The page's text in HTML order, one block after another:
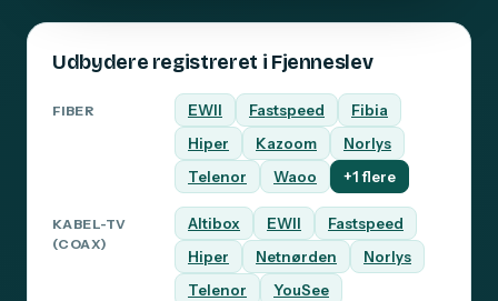
Udbydere registreret i Fjenneslev
FIBER EWII Fastspeed
Fibia
Hiper
Kazoom
Norlys
Telenor
Waoo +1 flere
KABEL-TV
(COAX)
Altibox EWII
Fastspeed
Hiper
Netnørden
Norlys
Telenor
YouSee